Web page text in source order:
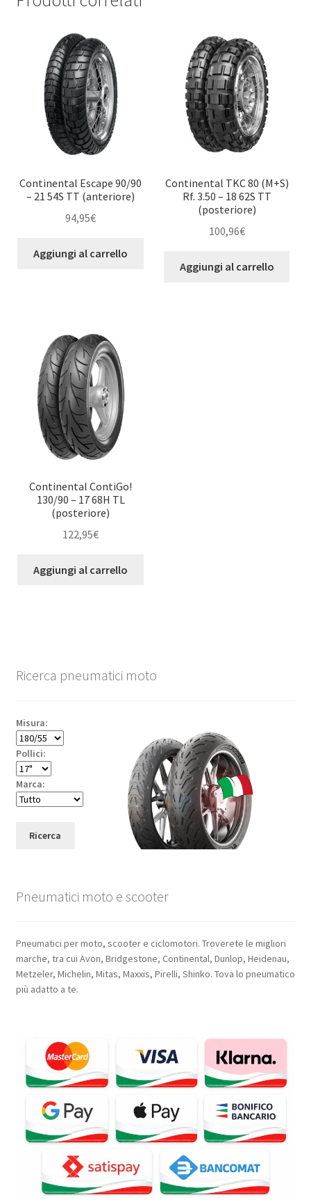
Continental Escape 90/90
– 21 54S TT (anteriore)
94,95€
Aggiungi al carrello
Continental TKC 80 (M+S)
Rf. 3.50 – 18 62S TT
(posteriore)
100,96€
Aggiungi al carrello
Continental ContiGo!
130/90 – 17 68H TL
(posteriore)
122,95€
Aggiungi al carrello
Ricerca pneumatici moto
Misura:
Pollici:
Marca:
Ricerca
Pneumatici moto e scooter
Pneumatici per moto, scooter e ciclomotori. Troverete le migliori
marche, tra cui Avon, Bridgestone, Continental, Dunlop, Heidenau,
Metzeler, Michelin, Mitas, Maxxis, Pirelli, Shinko. Tova lo pneumatico
più adatto a te.